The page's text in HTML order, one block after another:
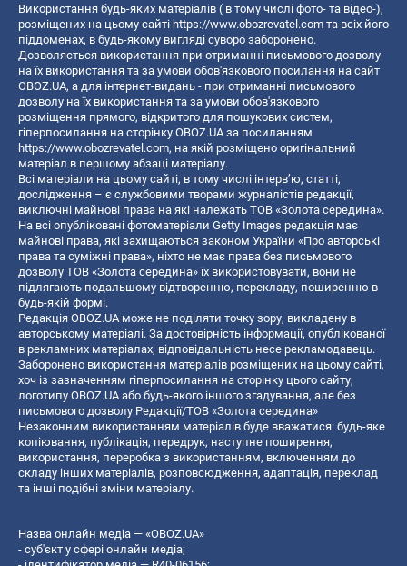
Використання будь-яких матеріалів ( в тому числі фото- та відео-),
розміщених на цьому сайті https://www.obozrevatel.com та всіх його
піддоменах, в будь-якому вигляді суворо заборонено.
Дозволяється використання при отриманні письмового дозволу
на їх використання та за умови обов'язкового посилання на сайт
OBOZ.UA, а для інтернет-видань - при отриманні письмового
дозволу на їх використання та за умови обов'язкового
розміщення прямого, відкритого для пошукових систем,
гіперпосилання на сторінку OBOZ.UA за посиланням
https://www.obozrevatel.com, на якій розміщено оригінальний
матеріал в першому абзаці матеріалу.
Всі матеріали на цьому сайті, в тому числі інтерв’ю, статті,
дослідження – є службовими творами журналістів редакції,
виключні майнові права на які належать ТОВ «Золота середина».
На всі опубліковані фотоматеріали Getty Images редакція має
майнові права, які захищаються законом України «Про авторські
права та суміжні права», ніхто не має права без письмового
дозволу ТОВ «Золота середина» їх використовувати, вони не
підлягають подальшому відтворенню, перекладу, поширенню в
будь-якій формі.
Редакція OBOZ.UA може не поділяти точку зору, викладену в
авторському матеріалі. За достовірність інформації, опублікованої
в рекламних матеріалах, відповідальність несе рекламодавець.
Заборонено використання матеріалів розміщених на цьому сайті,
хоч із зазначенням гіперпосилання на сторінку цього сайту,
логотипу OBOZ.UA або будь-якого іншого згадування, але без
письмового дозволу Редакції/ТОВ «Золота середина»
Незаконним використанням матеріалів буде вважатися: будь-яке
копiювання, публiкацiя, передрук, наступне поширення,
використання, переробка з використанням, включенням до
складу інших матеріалів, розповсюдження, адаптація, переклад
та інші подібні зміни матеріалу.
Назва онлайн медіа — «OBOZ.UA»
- суб'єкт у сфері онлайн медіа;